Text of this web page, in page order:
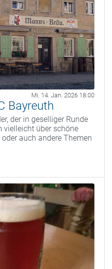
Mi. 14. Jan. 2026 18:00
Bayreuth
der in geselliger Runde
vielleicht über schöne
auch andere Themen